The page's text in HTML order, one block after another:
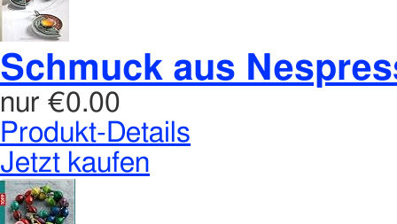
Schmuck aus
nur €0.00
Produkt-Details
Jetzt kaufen